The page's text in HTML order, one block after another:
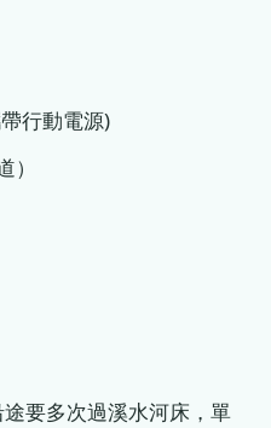
行動電源)
要多次過溪水河床，單